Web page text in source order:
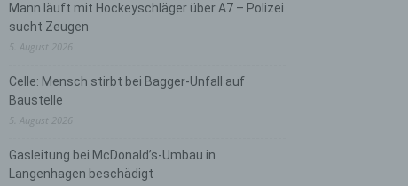
Mann läuft mit Hockeyschläger über A7 – Polizei
sucht Zeugen
5. August 2026
Celle: Mensch stirbt bei Bagger-Unfall auf
Baustelle
5. August 2026
Gasleitung bei McDonald’s-Umbau in
Langenhagen beschädigt